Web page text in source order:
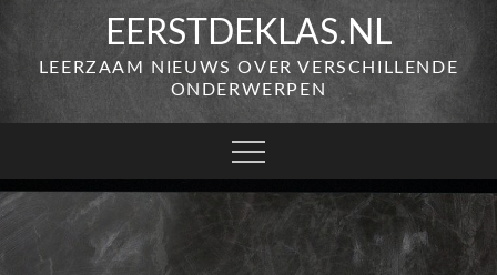
content
EERSTDEKLAS.NL
LEERZAAM NIEUWS OVER VERSCHILLENDE
ONDERWERPEN